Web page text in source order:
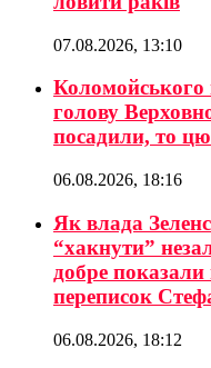
07.08.2026, 13:10
голову
посадили, то цю
06.08.2026, 18:16
Як влада
“хакнути”
добре
переписок
06.08.2026, 18:12